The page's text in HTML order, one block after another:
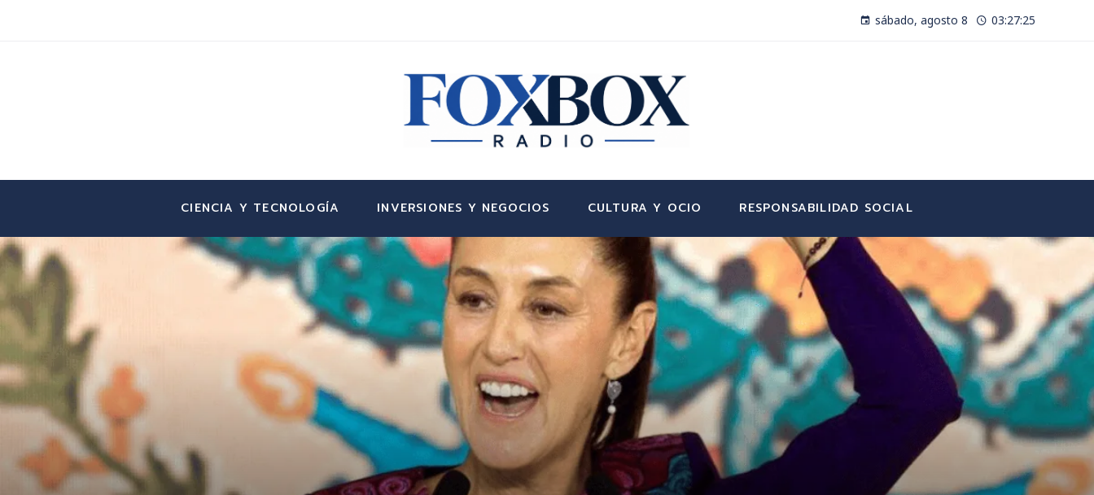
sábado, agosto 8 03:27:26
CIENCIA Y TECNOLOGÍA INVERSIONES Y NEGOCIOS CULTURA Y OCIO RESPONSABILIDAD SOCIAL